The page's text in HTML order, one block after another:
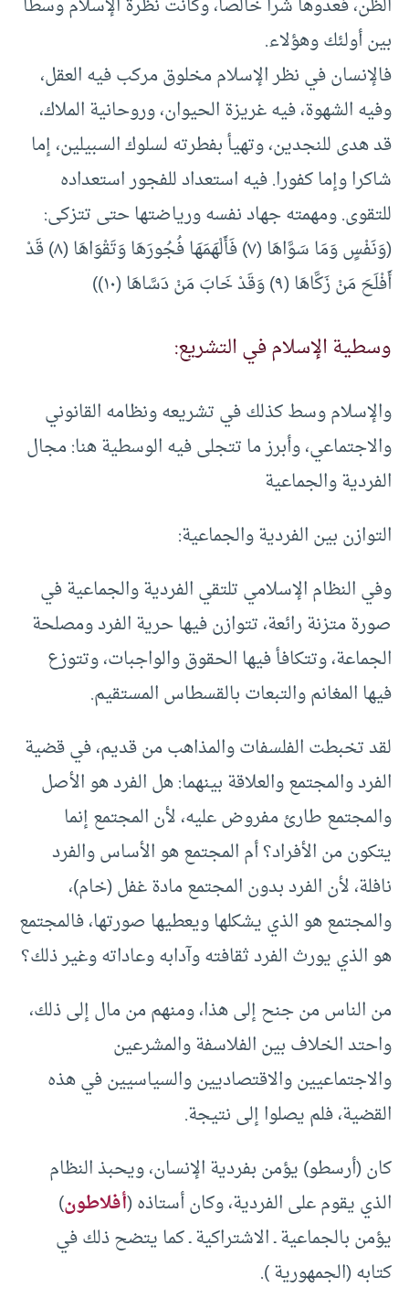
بين أولئك وهؤلاء.
فالإنسان في نظر الإسلام مخلوق مركب فيه العقل،
وفيه الشهوة، فيه غريزة الحيوان، وروحانية الملاك،
قد هدى للنجدين، وتهيأ بفطرته لسلوك السبيلين، إما
شاكرا وإما كفورا. فيه استعداد للفجور استعداده
للتقوى. ومهمته جهاد نفسه ورياضتها حتى تتزكى:
(‌وَنَفْسٍ وَمَا سَوَّاهَا (٧) فَأَلْهَمَهَا فُجُورَهَا وَتَقْوَاهَا (٨) قَدْ
أَفْلَحَ مَنْ زَكَّاهَا (٩) وَقَدْ خَابَ مَنْ دَسَّاهَا (١٠))
وسطية الإسلام في التشريع:
والإسلام وسط كذلك في تشريعه ونظامه القانوني
والاجتماعي، وأبرز ما تتجلى فيه الوسطية هنا: مجال
الفردية والجماعية
التوازن بين الفردية والجماعية:
وفي النظام الإسلامي تلتقي الفردية والجماعية في
صورة متزنة رائعة، تتوازن فيها حرية الفرد ومصلحة
الجماعة، وتتكافأ فيها الحقوق والواجبات، وتتوزع
فيها المغانم والتبعات بالقسطاس المستقيم.
لقد تخبطت الفلسفات والمذاهب من قديم، في قضية
الفرد والمجتمع والعلاقة بينهما: هل الفرد هو الأصل
والمجتمع طارئ مفروض عليه، لأن المجتمع إنما
يتكون من الأفراد؟ أم المجتمع هو الأساس والفرد
نافلة، لأن الفرد بدون المجتمع مادة غفل (خام)،
والمجتمع هو الذي يشكلها ويعطيها صورتها، فالمجتمع
هو الذي يورث الفرد ثقافته وآدابه وعاداته وغير ذلك؟
من الناس من جنح إلى هذا، ومنهم من مال إلى ذلك،
واحتد الخلاف بين الفلاسفة والمشرعين
والاجتماعيين والاقتصاديين والسياسيين في هذه
القضية، فلم يصلوا إلى نتيجة.
كان (أرسطو) يؤمن بفردية الإنسان، ويحبذ النظام
الذي يقوم على الفردية، وكان أستاذه (أفلاطون)
يؤمن بالجماعية ـ الاشتراكية ـ كما يتضح ذلك في
كتابه (الجمهورية ).